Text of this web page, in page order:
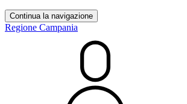
Continua la navigazione
Regione Campania